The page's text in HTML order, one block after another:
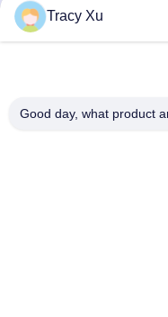
Parlez Maintenant.
Tracy Xu
Good day, what product